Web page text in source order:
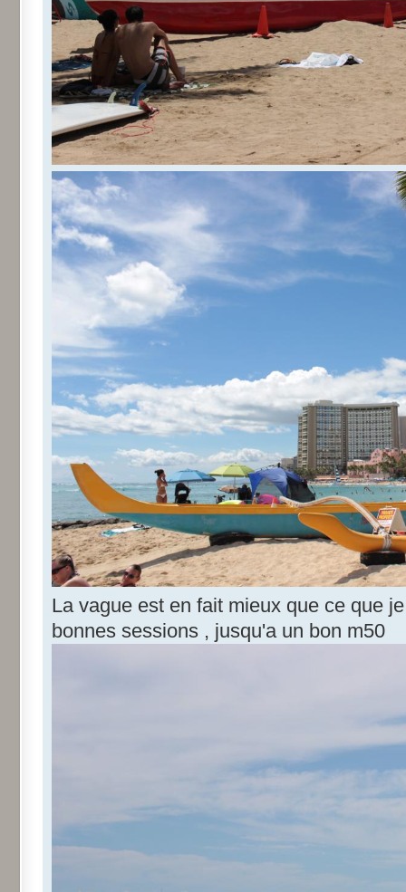
La vague est en fait mieux que ce que
bonnes sessions , jusqu'a un bon m50